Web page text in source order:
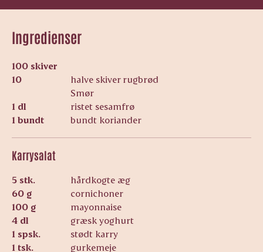
Ingredienser
100 skiver
10
halve skiver rugbrød
Smør
1 dl
ristet sesamfrø
1 bundt
bundt koriander
Karrysalat
5 stk.
hårdkogte æg
60 g
cornichoner
100 g
mayonnaise
4 dl
græsk yoghurt
1 spsk.
stødt karry
1 tsk.
gurkemeje